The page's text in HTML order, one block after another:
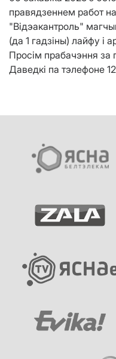
правядзеннем работ
"Відэакантроль"
(да 1 гадзіны) лайфу і
Просім прабачэння за
Даведкі па тэлефоне